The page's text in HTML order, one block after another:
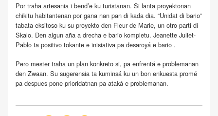
Por traha artesania i bend’e ku turistanan. Si lanta proyektonan
chikitu habitantenan por gana nan pan di kada dia. “Unidat di bario”
tabata eksitoso ku su proyekto den Fleur de Marie, un otro parti di
Skalo. Den algun aña a drecha e bario kompletu. Jeanette Juliet-
Pablo ta positivo tokante e inisiativa pa desaroyá e bario .
Pero mester traha un plan konkreto si, pa enfrentá e problemanan
den Zwaan. Su sugerensia ta kuminsá ku un bon enkuesta promé
pa despues pone prioridatnan pa ataká e problemanan.